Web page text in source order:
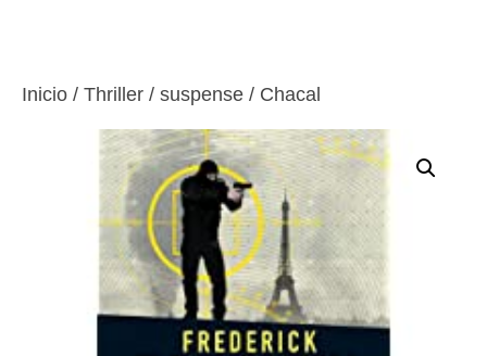
Inicio / Thriller / suspense / Chacal